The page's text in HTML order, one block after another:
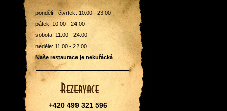
pondělí - čtvrtek: 10:00 - 23:00
pátek: 10:00 - 24:00
sobota: 11:00 - 24:00
neděle: 11:00 - 22:00
Naše restaurace je nekuřácká
+420 499 321 596